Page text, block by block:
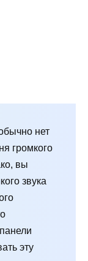
нет
громкого
вы
звука
эту